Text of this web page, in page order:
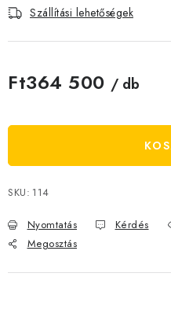
CSOKOLÁDÉ
ÉTREND-KIEGÉSZÍTŐK
Kőboltos üzlet A történetünk
Szállítás és
Visszaküldés, csere és
Szállítási lehetőségek
Ft364 500 / db
SKU: 114
Nyomtatás Kérdés
Megosztás